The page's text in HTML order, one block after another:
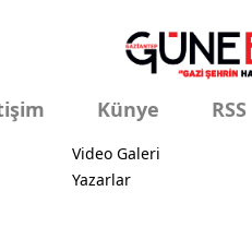
Künye RSS
Video Galeri
Yazarlar